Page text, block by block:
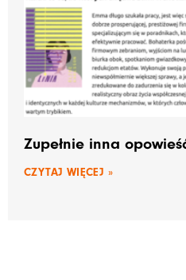
Zupełnie inna
CZYTAJ WIĘCEJ »